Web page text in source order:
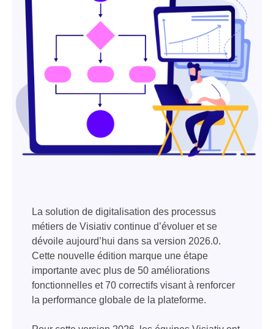
La solution de digitalisation des processus
métiers de Visiativ continue d’évoluer et se
dévoile aujourd’hui dans sa version 2026.0.
Cette nouvelle édition marque une étape
importante avec plus de 50 améliorations
fonctionnelles et 70 correctifs visant à renforcer
la performance globale de la plateforme.